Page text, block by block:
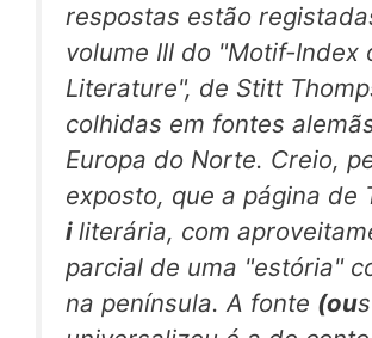
respostas estão
volume III do "Motif-Index
Literature", de Stitt
colhidas em fontes
Europa do Norte. Creio,
exposto, que a página de
i literária, com
parcial de uma "estória"
na península. A fonte (ou